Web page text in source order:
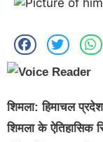
शिमला: हिमाचल
शिमला के ऐतिहासिक